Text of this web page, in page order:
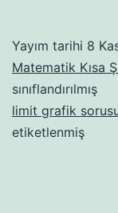
Yayım tarihi 8
Matematik Kısa
sınıflandırılmış
limit grafik
etiketlenmiş